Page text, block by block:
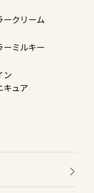
ークリーム
ーミルキー
ン
キュア